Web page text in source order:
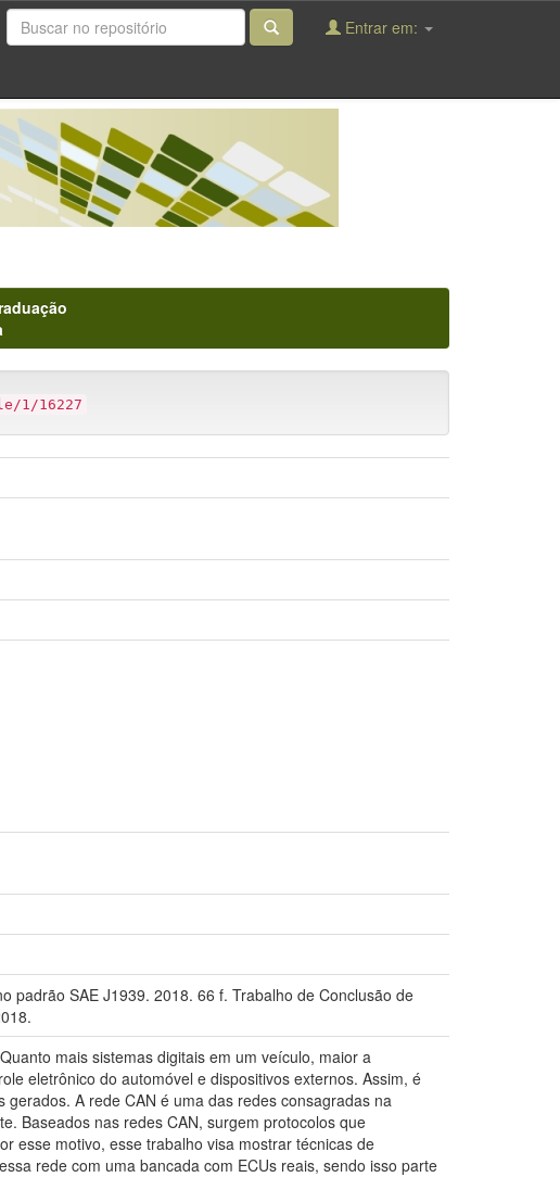
Entrar em:
1/16227
padrão SAE J1939. 2018. 66 f. Trabalho de Conclusão de
mais sistemas digitais em um veículo, maior a
eletrônico do automóvel e dispositivos externos. Assim, é
A rede CAN é uma das redes consagradas na
Baseados nas redes CAN, surgem protocolos que
esse motivo, esse trabalho visa mostrar técnicas de
rede com uma bancada com ECUs reais, sendo isso parte